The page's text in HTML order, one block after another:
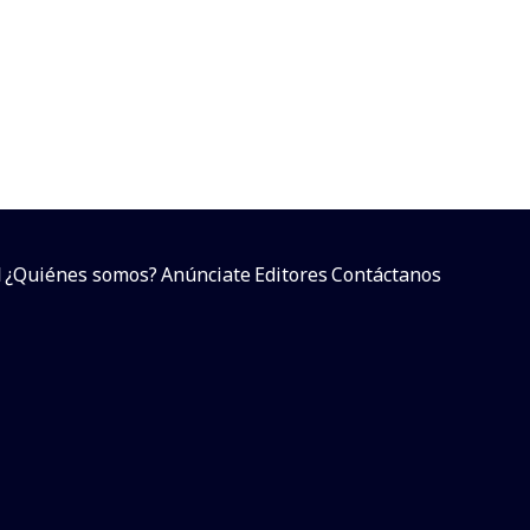
¿Quiénes somos?AnúnciateEditoresContáctanos